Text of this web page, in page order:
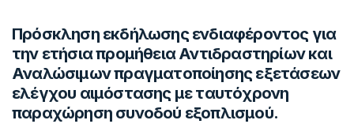
Πρόσκληση εκδήλωσης ενδιαφέροντος για
την ετήσια προμήθεια Αντιδραστηρίων και
Αναλώσιμων πραγματοποίησης εξετάσεων
ελέγχου αιμόστασης με ταυτόχρονη
παραχώρηση συνοδού εξοπλισμού.